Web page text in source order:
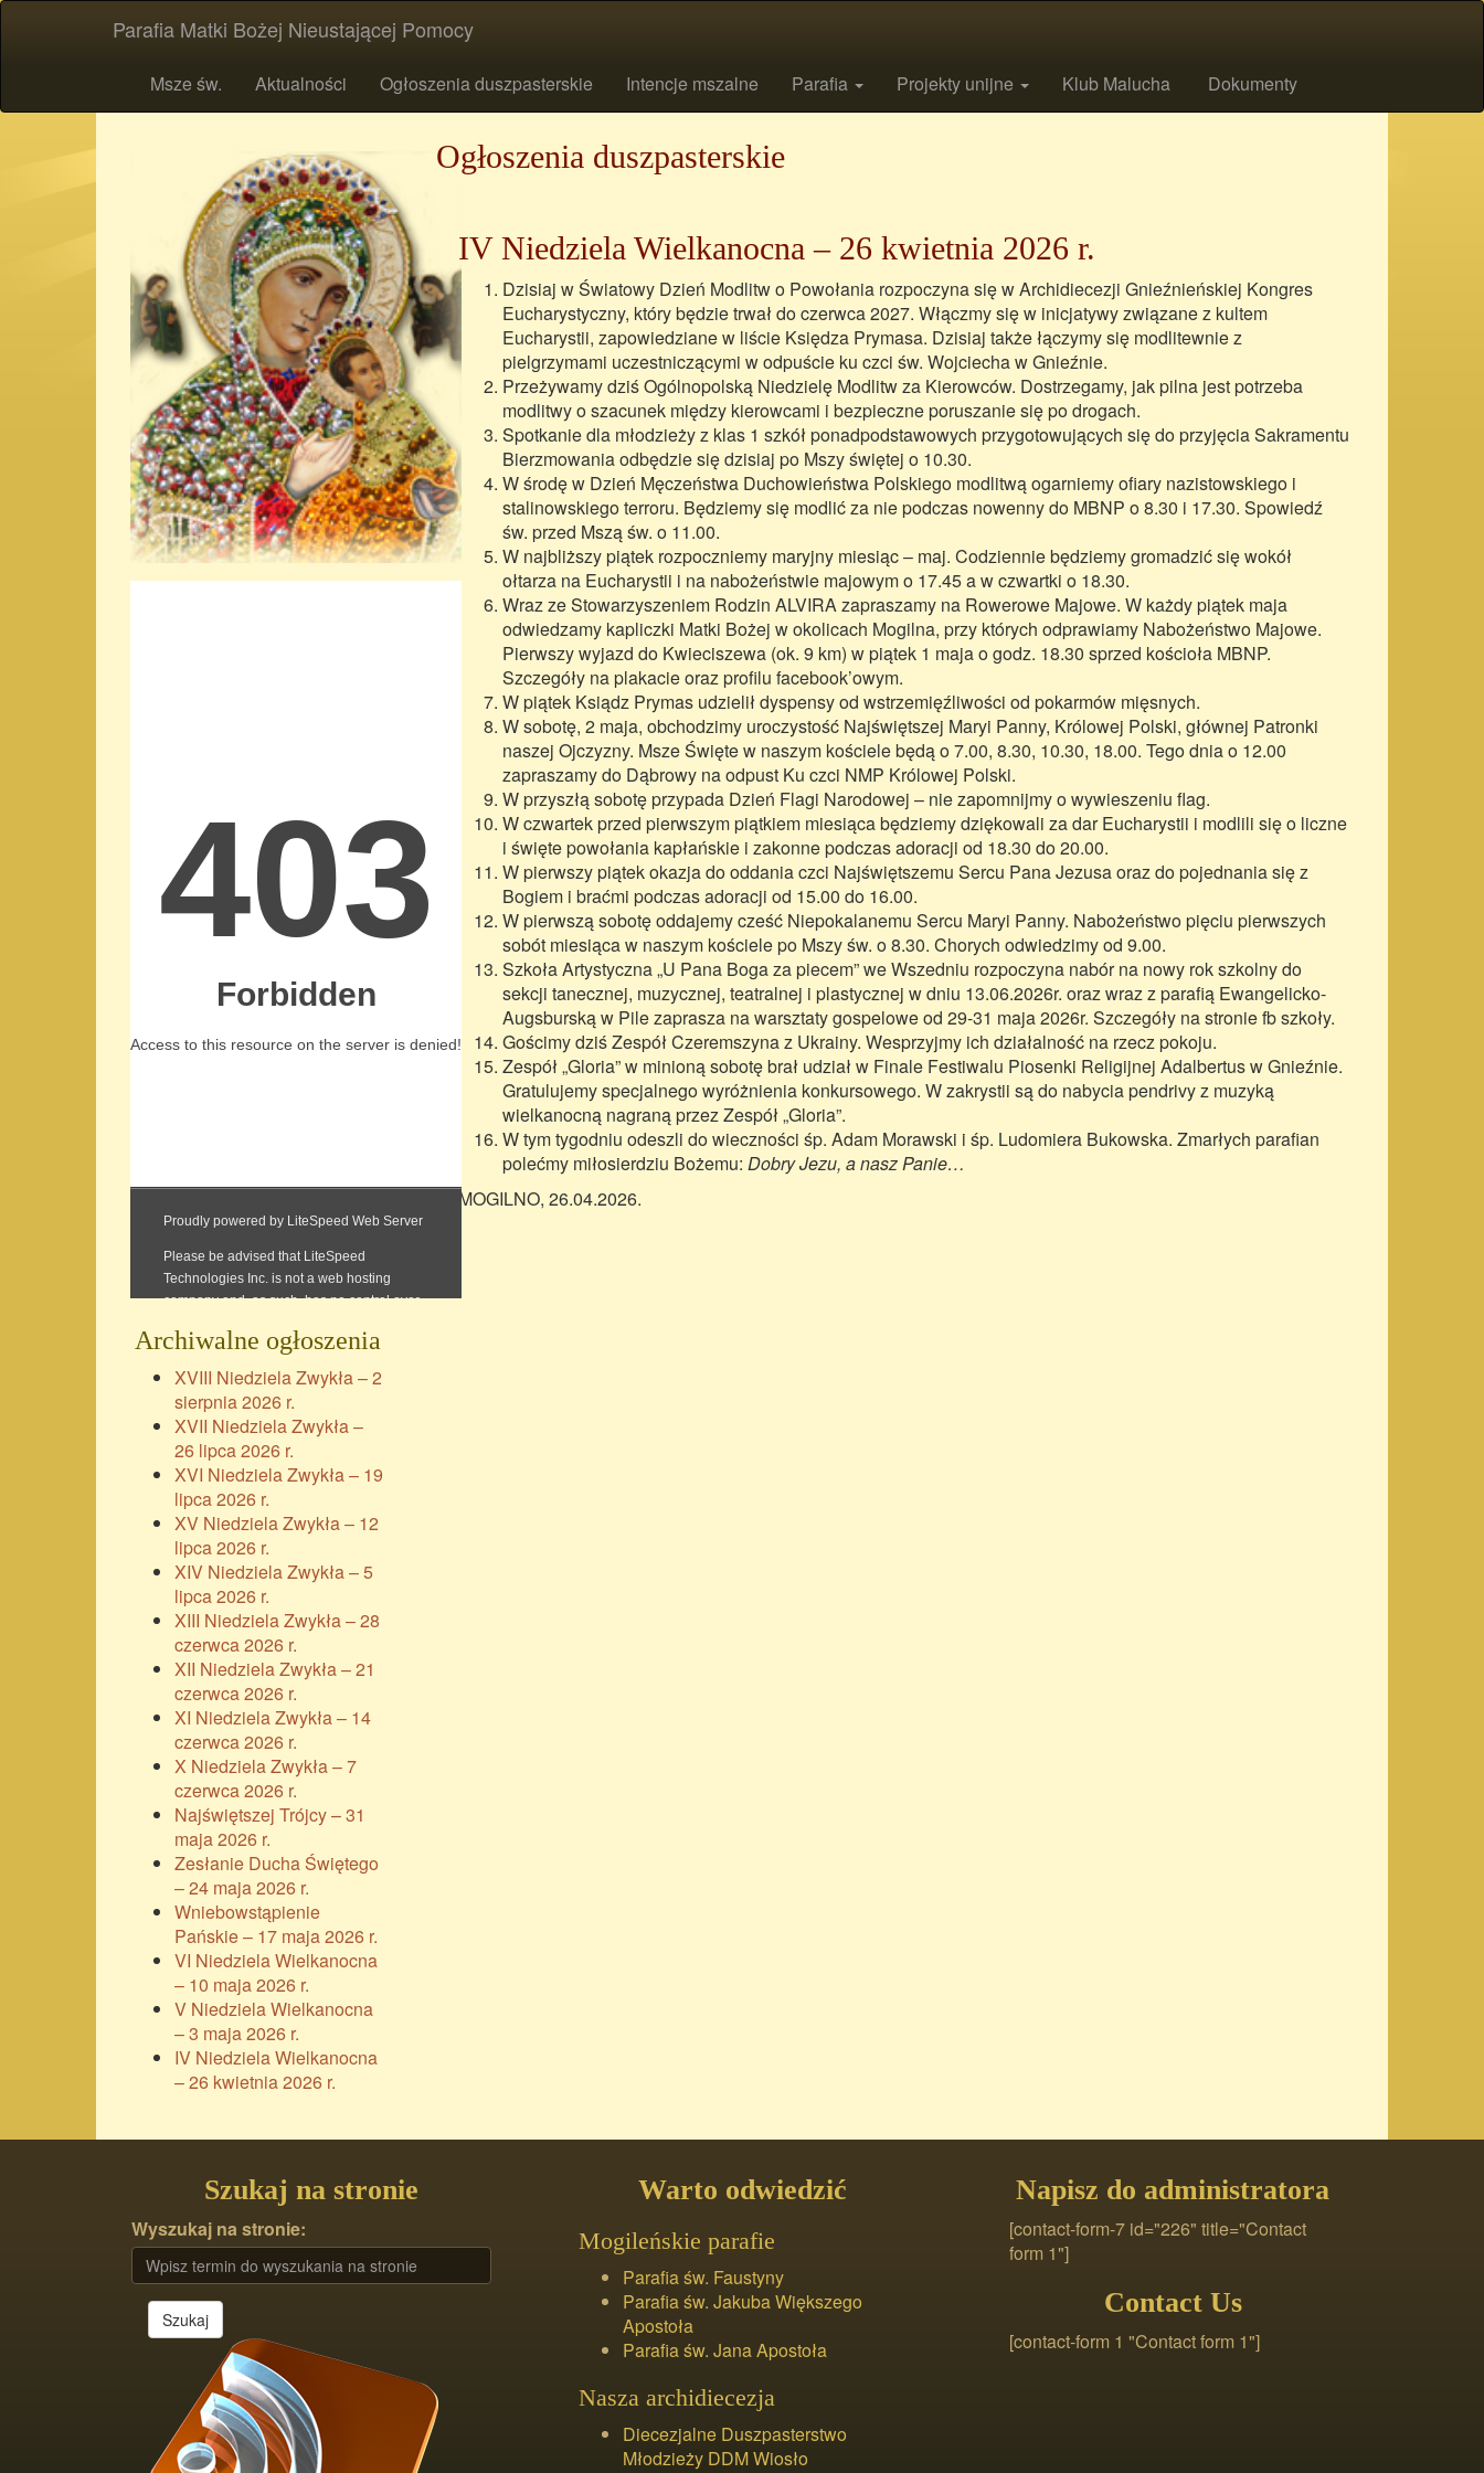
Parafia Matki Bożej Nieustającej Pomocy
Msze św. Aktualności Ogłoszenia duszpasterskie Intencje mszalne Parafia Projekty unijne Klub Malucha Dokumenty
Ogłoszenia duszpasterskie
IV Niedziela Wielkanocna – 26 kwietnia 2026 r.
Dzisiaj w Światowy Dzień Modlitw o Powołania rozpoczyna się w Archidiecezji Gnieźnieńskiej Kongres
Eucharystyczny, który będzie trwał do czerwca 2027. Włączmy się w inicjatywy związane z kultem
Eucharystii, zapowiedziane w liście Księdza Prymasa. Dzisiaj także łączymy się modlitewnie z
pielgrzymami uczestniczącymi w odpuście ku czci św. Wojciecha w Gnieźnie.
Przeżywamy dziś Ogólnopolską Niedzielę Modlitw za Kierowców. Dostrzegamy, jak pilna jest potrzeba
modlitwy o szacunek między kierowcami i bezpieczne poruszanie się po drogach.
Spotkanie dla młodzieży z klas 1 szkół ponadpodstawowych przygotowujących się do przyjęcia Sakramentu
Bierzmowania odbędzie się dzisiaj po Mszy świętej o 10.30.
W środę w Dzień Męczeństwa Duchowieństwa Polskiego modlitwą ogarniemy ofiary nazistowskiego i
stalinowskiego terroru. Będziemy się modlić za nie podczas nowenny do MBNP o 8.30 i 17.30. Spowiedź
św. przed Mszą św. o 11.00.
W najbliższy piątek rozpoczniemy maryjny miesiąc – maj. Codziennie będziemy gromadzić się wokół
ołtarza na Eucharystii i na nabożeństwie majowym o 17.45 a w czwartki o 18.30.
Wraz ze Stowarzyszeniem Rodzin ALVIRA zapraszamy na Rowerowe Majowe. W każdy piątek maja
odwiedzamy kapliczki Matki Bożej w okolicach Mogilna, przy których odprawiamy Nabożeństwo Majowe.
Pierwszy wyjazd do Kwieciszewa (ok. 9 km) w piątek 1 maja o godz. 18.30 sprzed kościoła MBNP.
Szczegóły na plakacie oraz profilu facebook’owym.
W piątek Ksiądz Prymas udzielił dyspensy od wstrzemięźliwości od pokarmów mięsnych.
W sobotę, 2 maja, obchodzimy uroczystość Najświętszej Maryi Panny, Królowej Polski, głównej Patronki
naszej Ojczyzny. Msze Święte w naszym kościele będą o 7.00, 8.30, 10.30, 18.00. Tego dnia o 12.00
zapraszamy do Dąbrowy na odpust Ku czci NMP Królowej Polski.
W przyszłą sobotę przypada Dzień Flagi Narodowej – nie zapomnijmy o wywieszeniu flag.
W czwartek przed pierwszym piątkiem miesiąca będziemy dziękowali za dar Eucharystii i modlili się o liczne
i święte powołania kapłańskie i zakonne podczas adoracji od 18.30 do 20.00.
W pierwszy piątek okazja do oddania czci Najświętszemu Sercu Pana Jezusa oraz do pojednania się z
Bogiem i braćmi podczas adoracji od 15.00 do 16.00.
W pierwszą sobotę oddajemy cześć Niepokalanemu Sercu Maryi Panny. Nabożeństwo pięciu pierwszych
sobót miesiąca w naszym kościele po Mszy św. o 8.30. Chorych odwiedzimy od 9.00.
Szkoła Artystyczna „U Pana Boga za piecem” we Wszedniu rozpoczyna nabór na nowy rok szkolny do
sekcji tanecznej, muzycznej, teatralnej i plastycznej w dniu 13.06.2026r. oraz wraz z parafią Ewangelicko-
Augsburską w Pile zaprasza na warsztaty gospelowe od 29-31 maja 2026r. Szczegóły na stronie fb szkoły.
Gościmy dziś Zespół Czeremszyna z Ukrainy. Wesprzyjmy ich działalność na rzecz pokoju.
Zespół „Gloria” w minioną sobotę brał udział w Finale Festiwalu Piosenki Religijnej Adalbertus w Gnieźnie.
Gratulujemy specjalnego wyróżnienia konkursowego. W zakrystii są do nabycia pendrivy z muzyką
wielkanocną nagraną przez Zespół „Gloria”.
W tym tygodniu odeszli do wieczności śp. Adam Morawski i śp. Ludomiera Bukowska. Zmarłych parafian
polećmy miłosierdziu Bożemu: Dobry Jezu, a nasz Panie…
MOGILNO, 26.04.2026.
Archiwalne ogłoszenia
XVIII Niedziela Zwykła – 2
sierpnia 2026 r.
XVII Niedziela Zwykła –
26 lipca 2026 r.
XVI Niedziela Zwykła – 19
lipca 2026 r.
XV Niedziela Zwykła – 12
lipca 2026 r.
XIV Niedziela Zwykła – 5
lipca 2026 r.
XIII Niedziela Zwykła – 28
czerwca 2026 r.
XII Niedziela Zwykła – 21
czerwca 2026 r.
XI Niedziela Zwykła – 14
czerwca 2026 r.
X Niedziela Zwykła – 7
czerwca 2026 r.
Najświętszej Trójcy – 31
maja 2026 r.
Zesłanie Ducha Świętego
– 24 maja 2026 r.
Wniebowstąpienie
Pańskie – 17 maja 2026 r.
VI Niedziela Wielkanocna
– 10 maja 2026 r.
V Niedziela Wielkanocna
– 3 maja 2026 r.
IV Niedziela Wielkanocna
– 26 kwietnia 2026 r.
Szukaj na stronie
Wyszukaj na stronie:
Szukaj
Warto odwiedzić
Mogileńskie parafie
Parafia św. Faustyny
Parafia św. Jakuba Większego
Apostoła
Parafia św. Jana Apostoła
Nasza archidiecezja
Diecezjalne Duszpasterstwo
Młodzieży DDM Wiosło
Napisz do administratora
[contact-form-7 id="226" title="Contact
form 1"]
Contact Us
[contact-form 1 "Contact form 1"]